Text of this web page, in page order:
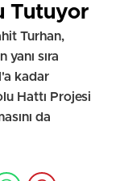
Tutuyor
Turhan,
sıra
kadar
Hattı Projesi
da